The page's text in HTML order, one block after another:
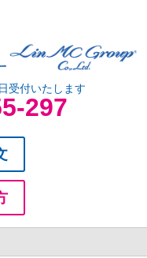
受付いたします
297